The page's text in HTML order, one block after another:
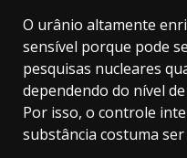
O urânio altamente
sensível porque pode
pesquisas nucleares
dependendo do nível
Por isso, o controle
substância costuma